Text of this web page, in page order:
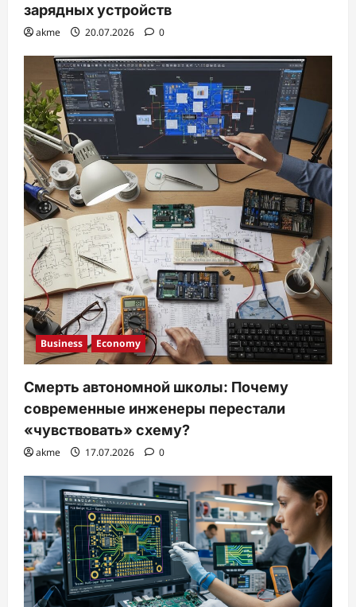
зарядных устройств
akme 20.07.2026 0
Business Economy
Смерть автономной школы: Почему
современные инженеры перестали
«чувствовать» схему?
akme 17.07.2026 0